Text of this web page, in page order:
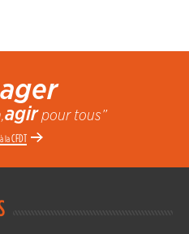
agirpour tous”
laCFDT